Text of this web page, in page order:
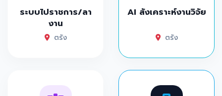
ระบบไปราชการ/ลา
งาน
ตรัง
AI สังเคราะห์งานวิจัย
ตรัง